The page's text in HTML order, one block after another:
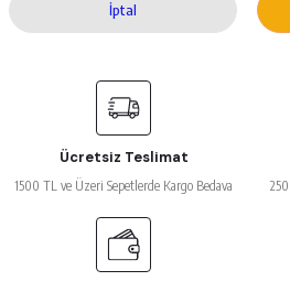
İptal
Ücretsiz Teslimat
1500 TL ve Üzeri Sepetlerde Kargo Bedava